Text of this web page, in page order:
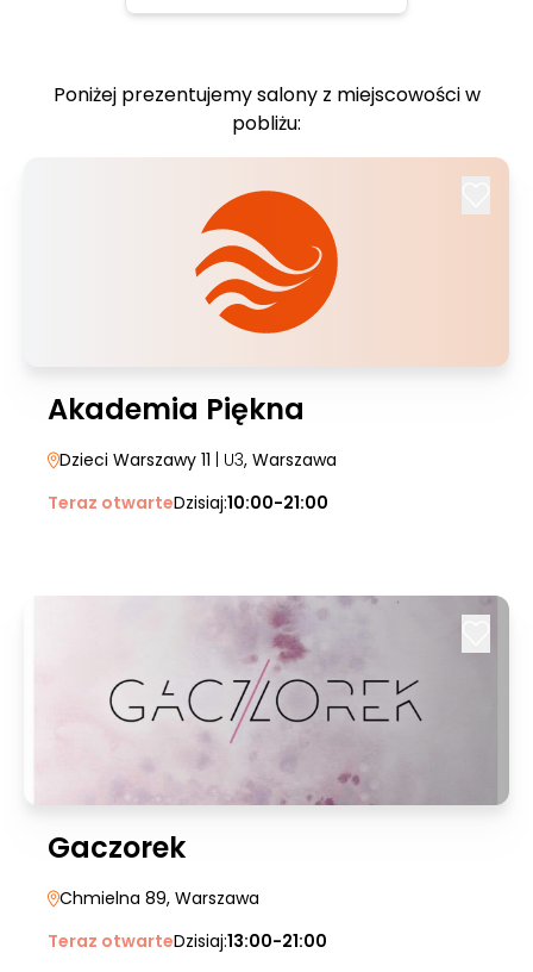
Poniżej prezentujemy salony z miejscowości w
pobliżu:
Akademia Piękna
Dzieci Warszawy 11 | U3, Warszawa
Teraz otwarteDzisiaj:10:00-21:00
Gaczorek
Chmielna 89, Warszawa
Teraz otwarteDzisiaj:13:00-21:00